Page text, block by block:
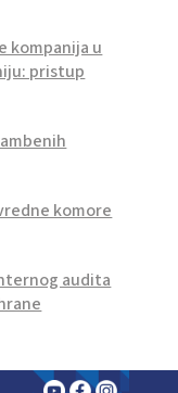
kompanija u
pristup
komore
audita